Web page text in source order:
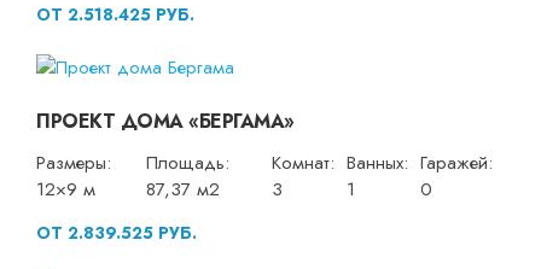
ОТ 2.518.425 РУБ.
ПРОЕКТ ДОМА «БЕРГАМА»
Размеры:
12×9 м
Площадь:
87,37 м2
Комнат:
3
Ванных:
1
Гаражей:
0
ОТ 2.839.525 РУБ.